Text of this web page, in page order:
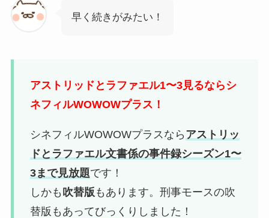
早く続きがみたい！
アストリッドとラファエル1〜3見るならシ
ネフィルWOWOWプラス！
シネフィルWOWOWプラスなら アストリッ
ドとラファエル文書係の事件録シーズン1〜
3まで見放題です！
しかも 吹替版 もあります。刑事モースの吹
替版もあってびっくりしました！